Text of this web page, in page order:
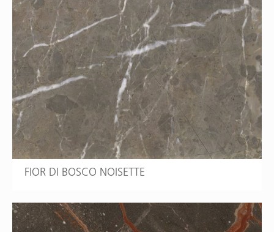
FIOR DI BOSCO NOISETTE